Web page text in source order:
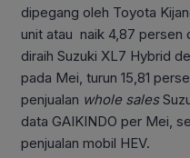
dipegang oleh Toyota
unit atau naik 4,87 persen
diraih Suzuki XL7 Hybrid
pada Mei, turun 15,81
penjualan whole sales
data GAIKINDO per Mei,
penjualan mobil HEV.